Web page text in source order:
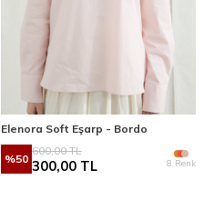
Elenora Soft Eşarp - Bordo
%50
600,00TL
300,00 TL 8 Renk